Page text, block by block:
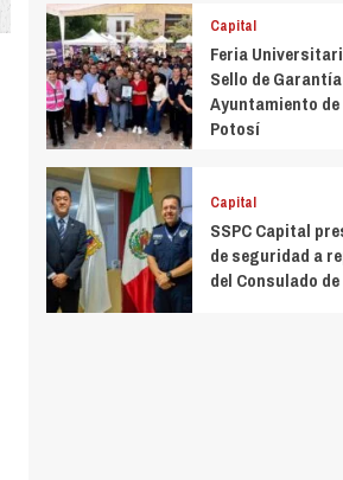
Capital
Feria
Sello de
Ayuntamiento
Potosí
Capital
SSPC Capital
de seguridad a
del Consulado